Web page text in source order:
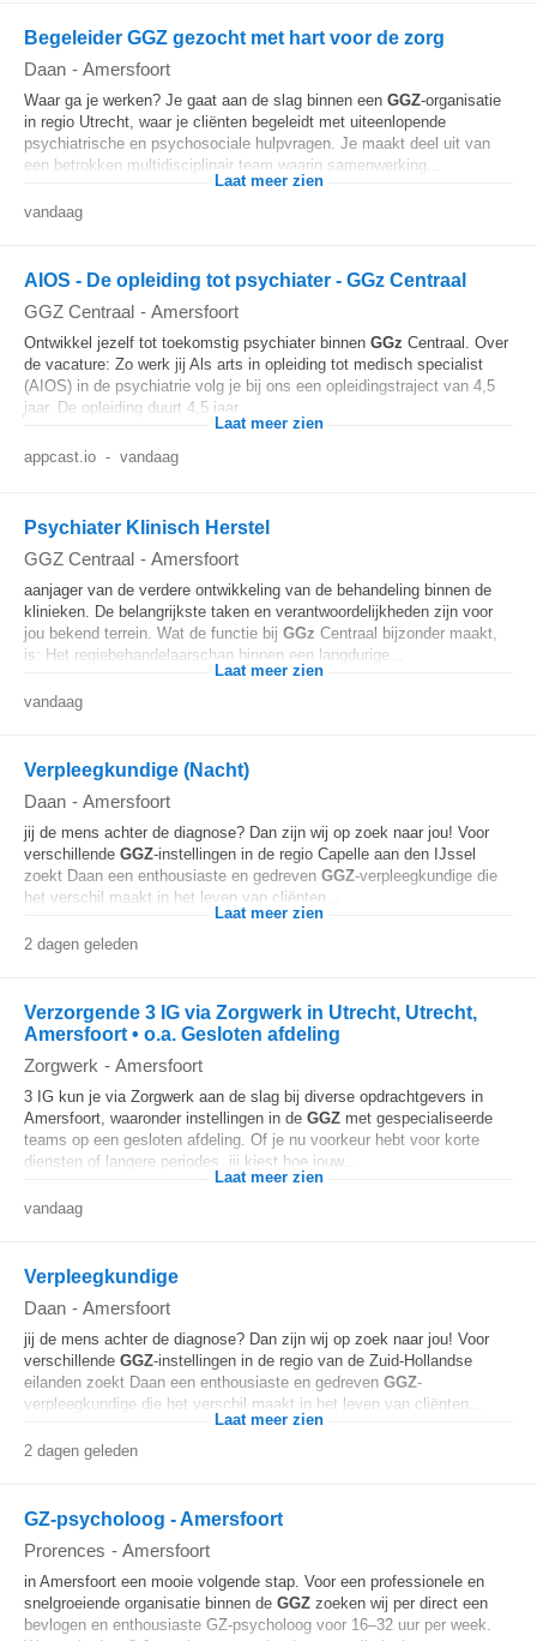
Begeleider GGZ gezocht met hart voor de zorg
Daan - Amersfoort
Waar ga je werken? Je gaat aan de slag binnen een GGZ-organisatie
in regio Utrecht, waar je cliënten begeleidt met uiteenlopende
psychiatrische en psychosociale hulpvragen. Je maakt deel uit van
een betrokken multidisciplinair team waarin samenwerking...
Laat meer zien
vandaag
AIOS - De opleiding tot psychiater - GGz Centraal
GGZ Centraal - Amersfoort
Ontwikkel jezelf tot toekomstig psychiater binnen GGz Centraal. Over
de vacature: Zo werk jij Als arts in opleiding tot medisch specialist
(AIOS) in de psychiatrie volg je bij ons een opleidingstraject van 4,5
jaar. De opleiding duurt 4,5 jaar...
Laat meer zien
appcast.io - vandaag
Psychiater Klinisch Herstel
GGZ Centraal - Amersfoort
aanjager van de verdere ontwikkeling van de behandeling binnen de
klinieken. De belangrijkste taken en verantwoordelijkheden zijn voor
jou bekend terrein. Wat de functie bij GGz Centraal bijzonder maakt,
is: Het regiebehandelaarschap binnen een langdurige...
Laat meer zien
vandaag
Verpleegkundige (Nacht)
Daan - Amersfoort
jij de mens achter de diagnose? Dan zijn wij op zoek naar jou! Voor
verschillende GGZ-instellingen in de regio Capelle aan den IJssel
zoekt Daan een enthousiaste en gedreven GGZ-verpleegkundige die
het verschil maakt in het leven van cliënten...
Laat meer zien
2 dagen geleden
Verzorgende 3 IG via Zorgwerk in Utrecht, Utrecht,
Amersfoort • o.a. Gesloten afdeling
Zorgwerk - Amersfoort
3 IG kun je via Zorgwerk aan de slag bij diverse opdrachtgevers in
Amersfoort, waaronder instellingen in de GGZ met gespecialiseerde
teams op een gesloten afdeling. Of je nu voorkeur hebt voor korte
diensten of langere periodes, jij kiest hoe jouw...
Laat meer zien
vandaag
Verpleegkundige
Daan - Amersfoort
jij de mens achter de diagnose? Dan zijn wij op zoek naar jou! Voor
verschillende GGZ-instellingen in de regio van de Zuid-Hollandse
eilanden zoekt Daan een enthousiaste en gedreven GGZ-
verpleegkundige die het verschil maakt in het leven van cliënten...
Laat meer zien
2 dagen geleden
GZ-psycholoog - Amersfoort
Prorences - Amersfoort
in Amersfoort een mooie volgende stap. Voor een professionele en
snelgroeiende organisatie binnen de GGZ zoeken wij per direct een
bevlogen en enthousiaste GZ-psycholoog voor 16–32 uur per week.